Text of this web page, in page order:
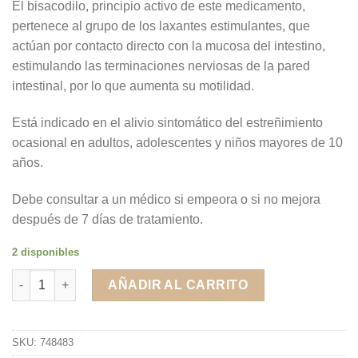
El bisacodilo, principio activo de este medicamento,
pertenece al grupo de los laxantes estimulantes, que
actúan por contacto directo con la mucosa del intestino,
estimulando las terminaciones nerviosas de la pared
intestinal, por lo que aumenta su motilidad.
Está indicado en el alivio sintomático del estreñimiento
ocasional en adultos, adolescentes y niños mayores de 10
años.
Debe consultar a un médico si empeora o si no mejora
después de 7 días de tratamiento.
2 disponibles
DulcoLax 5 mg 30 Comprimidos gastrorresistentes cantidad
AÑADIR AL CARRITO
SKU: 748483